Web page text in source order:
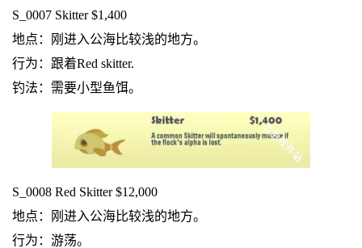
S_0007 Skitter $1,400
地点：刚进入公海比较浅的地方。
行为：跟着Red skitter.
钓法：需要小型鱼饵。
S_0008 Red Skitter $12,000
地点：刚进入公海比较浅的地方。
行为：游荡。